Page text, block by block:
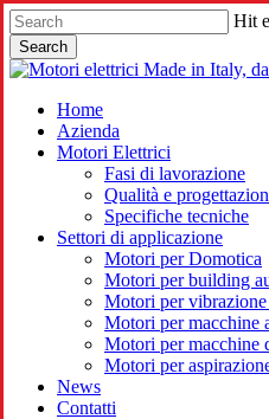
Skip
to
main
content
Hit
Search
Close
search
Menu
Home
Azienda
Motori Elettrici
Fasi di lavorazione
Qualità e
Specifiche tecniche
Settori di applicazione
Motori per Domotica
Motori per building
Motori per
Motori per macchine
Motori per macchine
Motori per
News
Contatti